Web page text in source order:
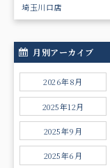
埼玉川口店
月別アーカイブ
2026年8月
2025年12月
2025年9月
2025年6月